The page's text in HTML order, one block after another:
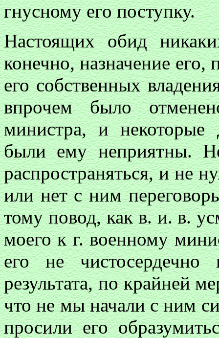
гнусному его поступку.
Настоящих обид
конечно, назначение его,
его собственных
впрочем было
министра, и некоторые
были ему неприятны.
распространяться, и не
или нет с ним
тому повод, как в. и. в.
моего к г. военному
его не
результата, по крайней
что не мы начали с ним
просили его